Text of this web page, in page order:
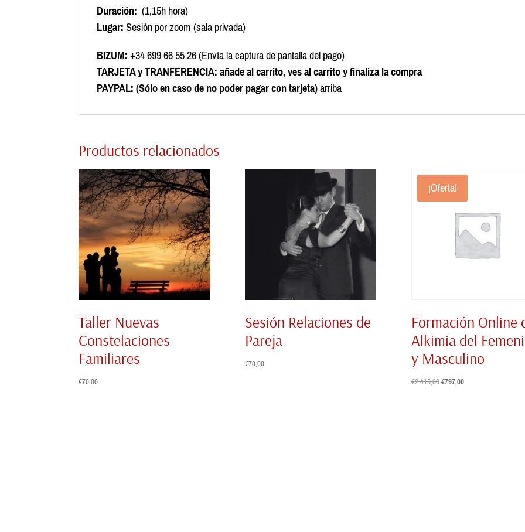
Duración: (1,15h hora)
Lugar:Sesión por zoom (sala privada)
BIZUM:+34 699 66 55 26 (Envía la captura de pantalla del pago)
TARJETA y TRANFERENCIA: añade al carrito, ves al carrito y finaliza la compra
PAYPAL:(Sólo en caso de no poder pagar con tarjeta)arriba
Productos relacionados
Taller Nuevas
Constelaciones
Familiares
€70,00
Sesión Relaciones de
Pareja
€70,00
¡Oferta!
Formación Online
Alkimia del
y Masculino
€2.415,00El
€797,00El